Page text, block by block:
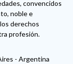
convencidos
noble e
derechos
profesión.
- Argentina